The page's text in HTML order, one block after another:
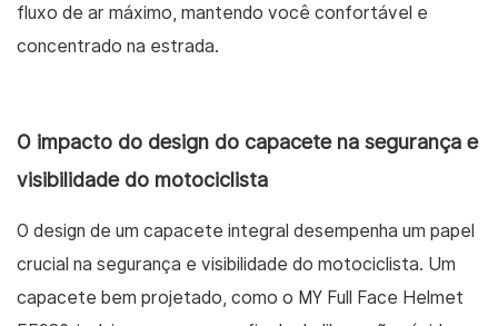
fluxo de ar máximo, mantendo você confortável e
concentrado na estrada.
O impacto do design do capacete na segurança e
visibilidade do motociclista
O design de um capacete integral desempenha um papel
crucial na segurança e visibilidade do motociclista. Um
capacete bem projetado, como o MY Full Face Helmet